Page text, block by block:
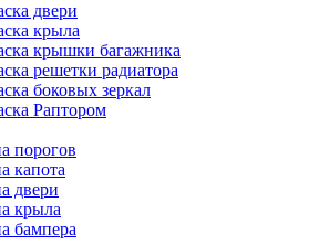
двери
крыла
крышки багажника
решетки радиатора
боковых зеркал
Раптором
порогов
капота
двери
крыла
бампера